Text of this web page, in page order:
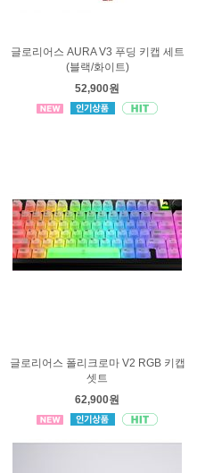
글로리어스 AURA V3 푸딩 키캡 세트
(블랙/화이트)
52,900원
글로리어스 폴리크로마 V2 RGB 키캡
셋트
62,900원